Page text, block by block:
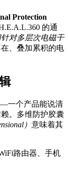
Protection
的通
针对多层次电磁干
、叠加累积的电
一个产品能说清
赖。多维防护胶囊
） 意味着其
路由器、手机